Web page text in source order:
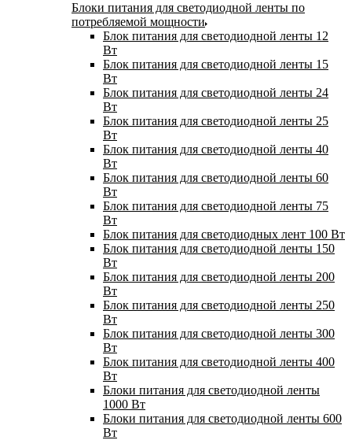
Блоки питания для светодиодной ленты по
потребляемой мощности
Блок питания для светодиодной ленты 12
Вт
Блок питания для светодиодной ленты 15
Вт
Блок питания для светодиодной ленты 24
Вт
Блок питания для светодиодной ленты 25
Вт
Блок питания для светодиодной ленты 40
Вт
Блок питания для светодиодной ленты 60
Вт
Блок питания для светодиодной ленты 75
Вт
Блок питания для светодиодных лент 100 Вт
Блок питания для светодиодной ленты 150
Вт
Блок питания для светодиодной ленты 200
Вт
Блок питания для светодиодной ленты 250
Вт
Блок питания для светодиодной ленты 300
Вт
Блок питания для светодиодной ленты 400
Вт
Блоки питания для светодиодной ленты
1000 Вт
Блоки питания для светодиодной ленты 600
Вт